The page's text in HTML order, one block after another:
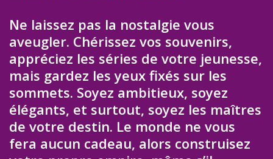
Ne laissez pas la nostalgie vous
aveugler. Chérissez vos souvenirs,
appréciez les séries de votre jeunesse,
mais gardez les yeux fixés sur les
sommets. Soyez ambitieux, soyez
élégants, et surtout, soyez les maîtres
de votre destin. Le monde ne vous
fera aucun cadeau, alors construisez